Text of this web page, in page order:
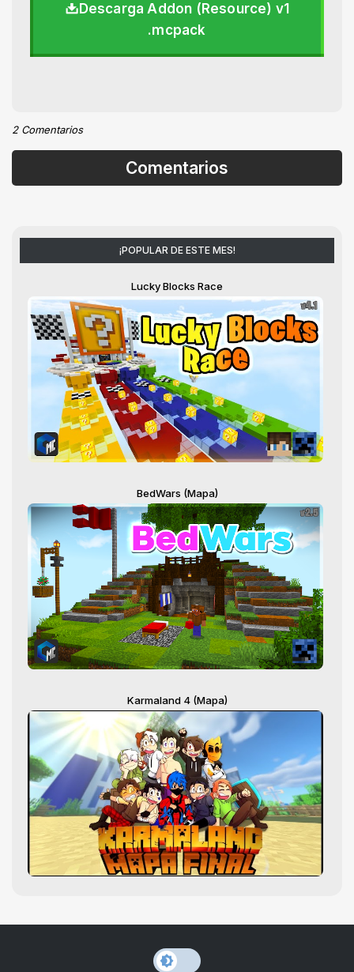
Descarga Addon (Resource) v1
.mcpack
2 Comentarios
Comentarios
¡POPULAR DE ESTE MES!
Lucky Blocks Race
BedWars (Mapa)
Karmaland 4 (Mapa)